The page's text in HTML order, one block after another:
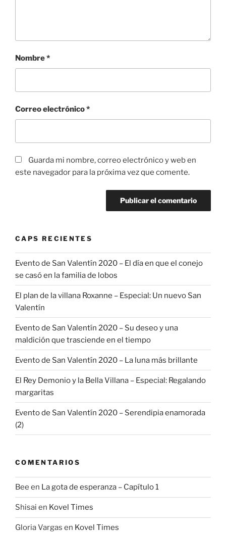
Nombre*
Correo electrónico*
Guarda mi nombre, correo electrónico y web en
este navegador para la próxima vez que comente.
CAPS RECIENTES
Evento de San Valentín 2020 – El día en que el conejo
se casó en la familia de lobos
El plan de la villana Roxanne – Especial: Un nuevo San
Valentín
Evento de San Valentín 2020 – Su deseo y una
maldición que trasciende en el tiempo
Evento de San Valentín 2020 – La luna más brillante
El Rey Demonio y la Bella Villana – Especial: Regalando
margaritas
Evento de San Valentín 2020 – Serendipia enamorada
(2)
COMENTARIOS
Bee en La gota de esperanza – Capítulo 1
Shisai en Kovel Times
Gloria Vargas en Kovel Times